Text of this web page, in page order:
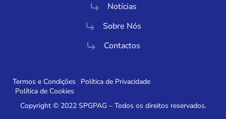
Notícias
Sobre Nós
Contactos
Termos e Condições
Política de Privacidade
Política de Cookies
Copyright © 2022 SPGPAG – Todos os direitos reservados.